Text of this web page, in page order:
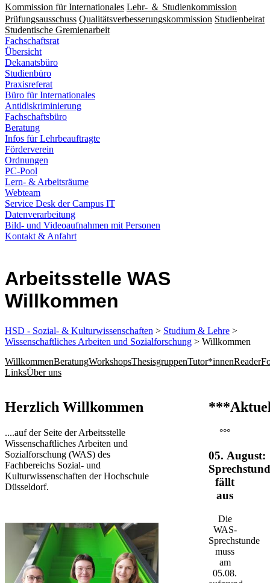
Kommission für Internationales Lehr- ＆ Studienkommission
Prüfungsausschuss Qualitätsverbesserungskommission Studienbeirat
Studentische Gremienarbeit
Fachschaftsrat
Übersicht
Dekanatsbüro
Studienbüro
Praxisreferat
Büro für Internationales
Antidiskriminierung
Fachschaftsbüro
Beratung
Infos für Lehrbeauftragte
Förderverein
Ordnungen
PC-Pool
Lern- & Arbeitsräume
Webteam
Service Desk der Campus IT
Datenverarbeitung
Bild- und Videoaufnahmen mit Personen
Kontakt & Anfahrt
Arbeitsstelle WAS
Willkommen
HSD - Sozial- & Kulturwissenschaften > Studium & Lehre >
Wissenschaftliches Arbeiten und Sozialforschung > Willkommen
WillkommenBeratungWorkshopsThesisgruppenTutor*innenReader
LinksÜber uns
​​​​​​​​​​​​​​​​​​​​​​​​​​​Herzlich Willkommen
....auf der Seite der Arbeitsstelle
Wissenschaftliches Arbeiten und
Sozialforschung (WAS) des
Fachbereichs Sozial- und
Kulturwissenschaften der Hochschule
Düsseldorf.​​​​​​​
°°°
05. August:
fällt
aus
Die
WAS-
Sprechstunde
muss
am
05.08.